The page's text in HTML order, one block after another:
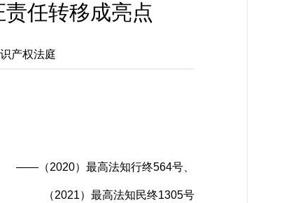
任转移成亮点
产权法庭
——（2020）最高法知行终564号、
（2021）最高法知民终1305号